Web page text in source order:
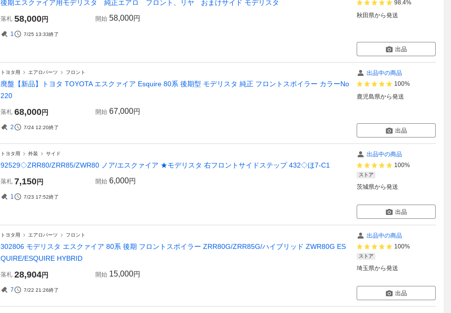
後期エスクァイア用モデリスタ 純正エアロ フロント、リヤ おまけサイド モデリスタ
落札 58,000円 開始 58,000円
1 7/25 13:33終了
98.4%
秋田県から発送
出品
トヨタ用 エアロパーツ フロント
廃盤【新品】トヨタ TOYOTA エスクァイア Esquire 80系 後期型 モデリスタ 純正 フロントスポイラー カラーNo
220
落札 68,000円 開始 67,000円
2 7/24 12:20終了
出品中の商品
100%
鹿児島県から発送
出品
トヨタ用 外装 サイド
92529◇ZRR80/ZRR85/ZWR80 ノア/エスクァイア ★モデリスタ 右フロントサイドステップ 432◇ほ7-C1
落札 7,150円 開始 6,000円
1 7/23 17:52終了
出品中の商品
100%
ストア
茨城県から発送
出品
トヨタ用 エアロパーツ フロント
302806 モデリスタ エスクァイア 80系 後期 フロントスポイラー ZRR80G/ZRR85G/ハイブリッド ZWR80G ES
QUIRE/ESQUIRE HYBRID
落札 28,904円 開始 15,000円
7 7/22 21:26終了
出品中の商品
100%
ストア
埼玉県から発送
出品